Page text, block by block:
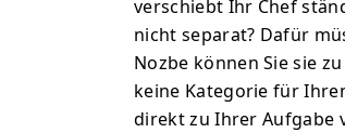
verschiebt Ihr Chef
nicht separat? Dafür
Nozbe können Sie sie
keine Kategorie für
direkt zu Ihrer Aufgabe